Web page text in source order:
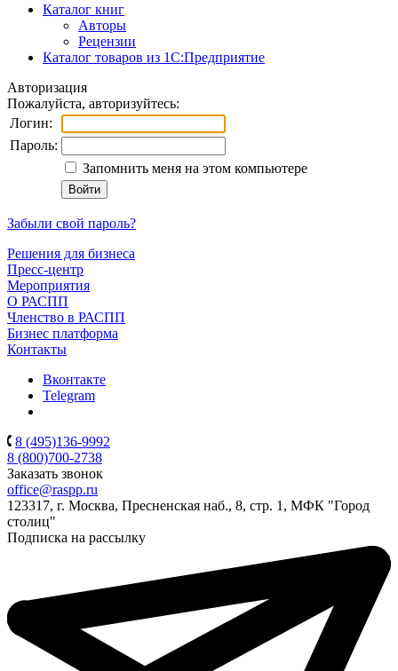
Каталог книг
Авторы
Рецензии
Каталог товаров из 1С:Предприятие
Авторизация
Пожалуйста, авторизуйтесь:
Логин:
Пароль:
Запомнить меня на этом компьютере
Забыли свой пароль?
Решения для бизнеса
Пресс-центр
Мероприятия
О РАСПП
Членство в РАСПП
Бизнес платформа
Контакты
Вконтакте
Telegram
8 (495)136-9992
8 (800)700-2738
Заказать звонок
office@raspp.ru
123317, г. Москва, Пресненская наб., 8, стр. 1, МФК "Город
столиц"
Подписка на рассылку